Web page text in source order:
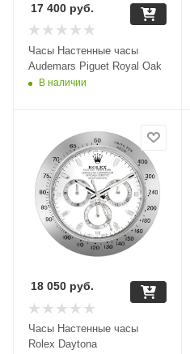
Часы Настенные часы
Audemars Piguet Royal Oak
В наличии
17 400 руб.
Часы Настенные часы
Rolex Daytona
18 050 руб.